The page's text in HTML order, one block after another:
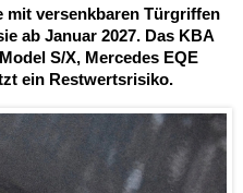
mit versenkbaren Türgriffen
ab Januar 2027. Das KBA
S/X, Mercedes EQE
ein Restwertsrisiko.